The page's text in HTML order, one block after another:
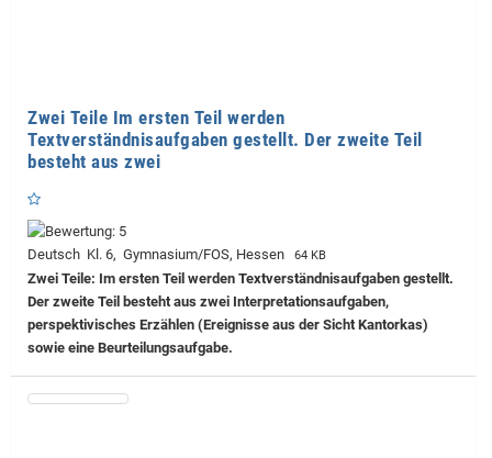
Zwei Teile Im ersten Teil werden
Textverständnisaufgaben gestellt. Der zweite Teil
besteht aus zwei
Deutsch Kl. 6, Gymnasium/FOS, Hessen 64 KB
Zwei Teile: Im ersten Teil werden Textverständnisaufgaben gestellt.
Der zweite Teil besteht aus zwei Interpretationsaufgaben,
perspektivisches Erzählen (Ereignisse aus der Sicht Kantorkas)
sowie eine Beurteilungsaufgabe.